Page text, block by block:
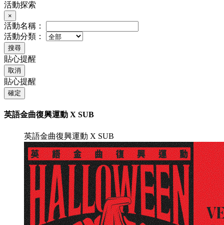
活動探索
×
活動名稱：
活動分類：
搜尋
貼心提醒
取消
貼心提醒
確定
英語金曲復興運動 X SUB
英語金曲復興運動 X SUB